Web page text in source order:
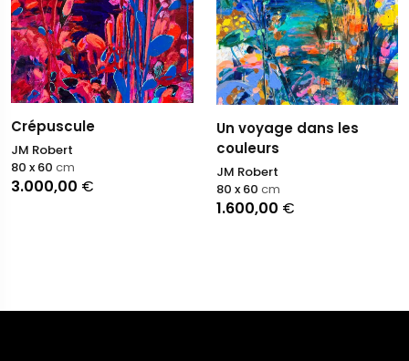
Crépuscule
JM Robert
3.000,00 €
80 x 60 cm
Un voyage dans les
couleurs
JM Robert
1.600,00 €
80 x 60 cm